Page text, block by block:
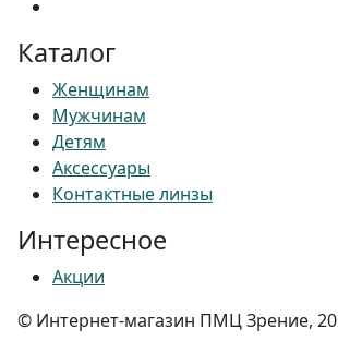
Каталог
Женщинам
Мужчинам
Детям
Аксессуары
Контактные линзы
Интересное
Акции
© Интернет-магазин ПМЦ Зрение,